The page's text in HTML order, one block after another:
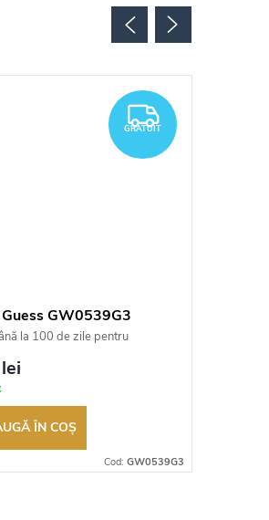
GRATUIT
GRATUIT
GW0539G3
la 100 de zile pentru
bunurilor. Vânzător
ÎN COŞ
Cod: GW0539G3